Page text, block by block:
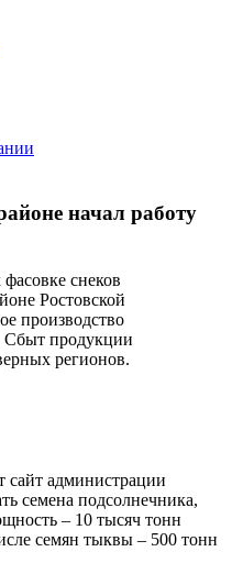
начал работу
снеков
Ростовской
производство
Сбыт продукции
регионов.
сайт администрации
семена подсолнечника,
– 10 тысяч тонн
семян тыквы – 500 тонн